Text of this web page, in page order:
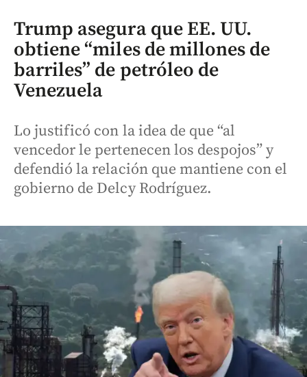
Trump asegura que EE. UU.
obtiene “miles de millones de
barriles” de petróleo de
Venezuela
Lo justificó con la idea de que “al
vencedor le pertenecen los despojos” y
defendió la relación que mantiene con el
gobierno de Delcy Rodríguez.